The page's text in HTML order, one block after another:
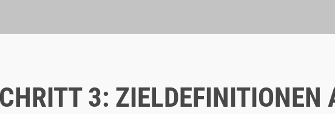
3: ZIELDEFINITIONEN